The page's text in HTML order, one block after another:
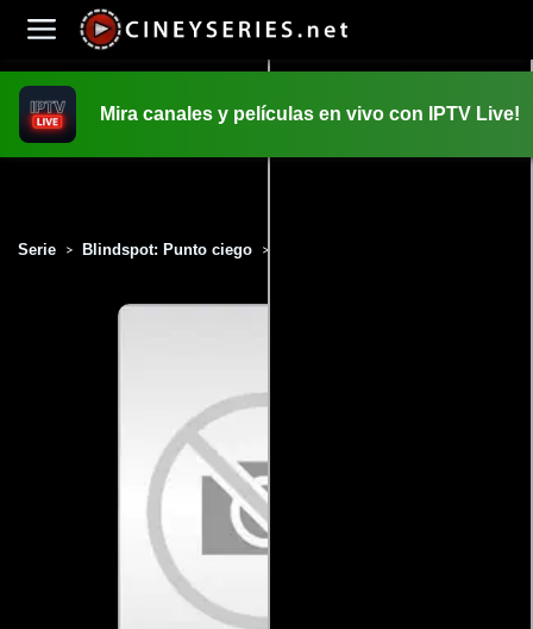
Mira canales y películas en vivo con IPTV Live!
Serie > Blindspot: Punto ciego >